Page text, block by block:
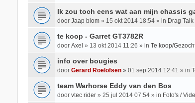
Ik zou toch eens wat aan mijn chassis
door Jaap blom» 15 okt 2014 18:54» in Drag Talk
te koop - Garret GT3782R
door Axel » 13 okt 2014 11:26 » in Te koop/
info over bougies
door Gerard Roelofsen» 01 sep 2014 12:41 » in
team Warhorse Eddy van den Bos
door vtec rider» 25 jul 2014 07:54» in Foto's /